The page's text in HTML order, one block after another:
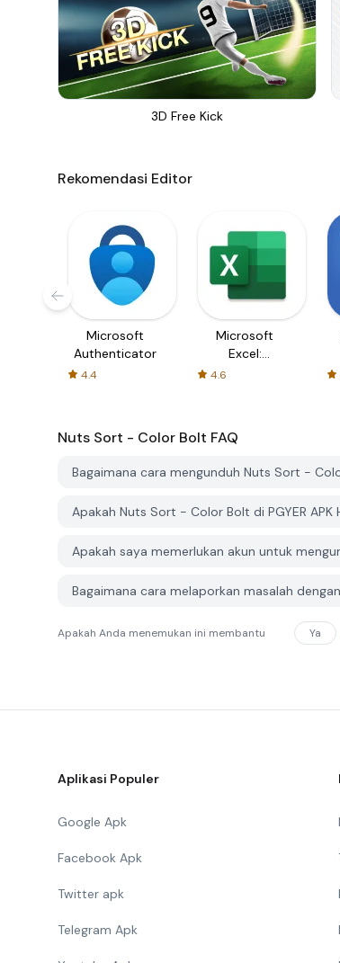
3D Free Kick
Rekomendasi Editor
Microsoft
Authenticator
4.4
Microsoft
Excel:
Spreadsheets
4.6
Nuts Sort - Color Bolt FAQ
Bagaimana cara mengunduh Nuts Sort -
Apakah Nuts Sort - Color Bolt di PGYER APK
Apakah saya memerlukan akun untuk
Bagaimana cara melaporkan masalah
Apakah Anda menemukan ini membantu Ya
Aplikasi Populer
Google Apk
Facebook Apk
Twitter apk
Telegram Apk